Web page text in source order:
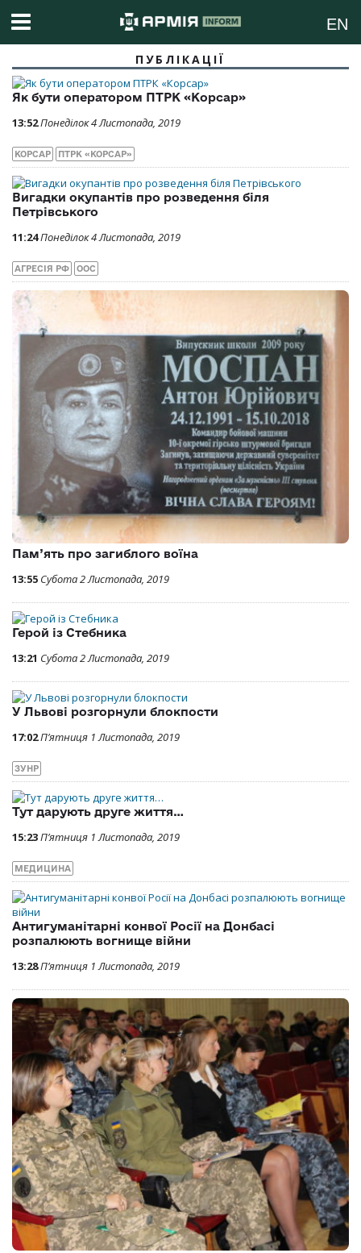
EN
ПУБЛІКАЦІЇ
Як бути оператором ПТРК «Корсар»
13:52Понеділок 4 Листопада, 2019
КОРСАР ПТРК «КОРСАР»
Вигадки окупантів про розведення біля
Петрівського
11:24Понеділок 4 Листопада, 2019
АГРЕСІЯ РФ ООС
Пам’ять про загиблого воїна
13:55 Субота 2 Листопада, 2019
Герой із Стебника
13:21 Субота 2 Листопада, 2019
У Львові розгорнули блокпости
17:02П’ятниця 1 Листопада, 2019
ЗУНР
Тут дарують друге життя…
15:23П’ятниця 1 Листопада, 2019
МЕДИЦИНА
Антигуманітарні конвої Росії на Донбасі
розпалюють вогнище війни
13:28П’ятниця 1 Листопада, 2019